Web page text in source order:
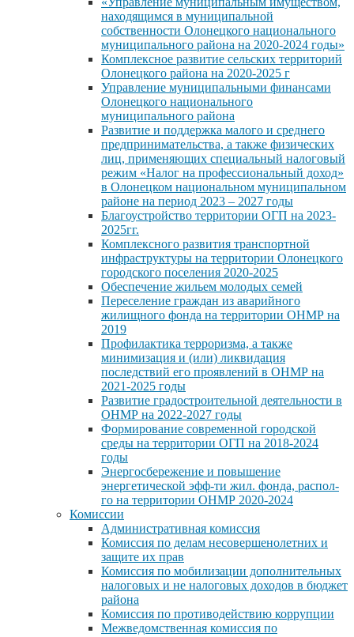
находящимся в муниципальной
собственности Олонецкого национального
муниципального района на 2020-2024 годы»
Комплексное развитие сельских территорий
Олонецкого района на 2020-2025 г
Управление муниципальными финансами
Олонецкого национального
муниципального района
Развитие и поддержка малого и среднего
предпринимательства, а также физических
лиц, применяющих специальный налоговый
режим «Налог на профессиональный доход»
в Олонецком национальном муниципальном
районе на период 2023 – 2027 годы
Благоустройство территории ОГП на 2023-
2025гг.
Комплексного развития транспортной
инфраструктуры на территории Олонецкого
городского поселения 2020-2025
Обеспечение жильем молодых семей
Переселение граждан из аварийного
жилищного фонда на территории ОНМР на
2019
Профилактика терроризма, а также
минимизация и (или) ликвидация
последствий его проявлений в ОНМР на
2021-2025 годы
Развитие градостроительной деятельности в
ОНМР на 2022-2027 годы
Формирование современной городской
среды на территории ОГП на 2018-2024
годы
Энергосбережение и повышение
энергетической эфф-ти жил. фонда, распол-
го на территории ОНМР 2020-2024
Комиссии
Административная комиссия
Комиссия по делам несовершенолетних и
защите их прав
Комиссия по мобилизации дополнительных
налоговых и не налоговых доходов в бюджет
района
Комиссия по противодействию коррупции
Межведомственная комиссия по